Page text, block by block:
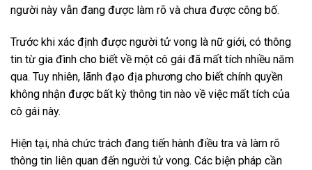
người này vẫn đang được làm rõ và chưa được công bố.
Trước khi xác định được người tử vong là nữ giới, có thông
tin từ gia đình cho biết về một cô gái đã mất tích nhiều năm
qua. Tuy nhiên, lãnh đạo địa phương cho biết chính quyền
không nhận được bất kỳ thông tin nào về việc mất tích của
cô gái này.
Hiện tại, nhà chức trách đang tiến hành điều tra và làm rõ
thông tin liên quan đến người tử vong. Các biện pháp cần